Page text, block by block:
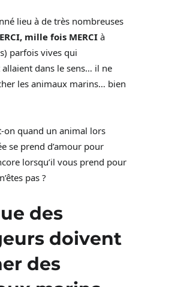
lieu à de très nombreuses
mille fois MERCI à
parfois vives qui
dans le sens… il ne
les animaux marins… bien
on quand un animal lors
se prend d’amour pour
lorsqu’il vous prend pour
pas ?
des
doivent
des